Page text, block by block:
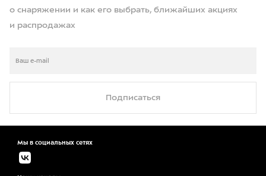
о снаряжении и как его выбрать, ближайших акциях
и распродажах
Подписаться
Мы в социальных сетях